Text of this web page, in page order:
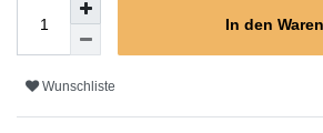
In den
Wunschliste